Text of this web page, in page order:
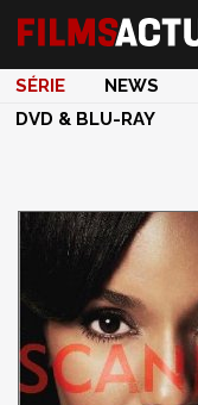
SÉRIE NEWS
DVD & BLU-RAY